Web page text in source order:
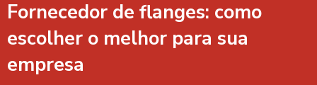
Fornecedor de flanges: como
escolher o melhor para sua
empresa